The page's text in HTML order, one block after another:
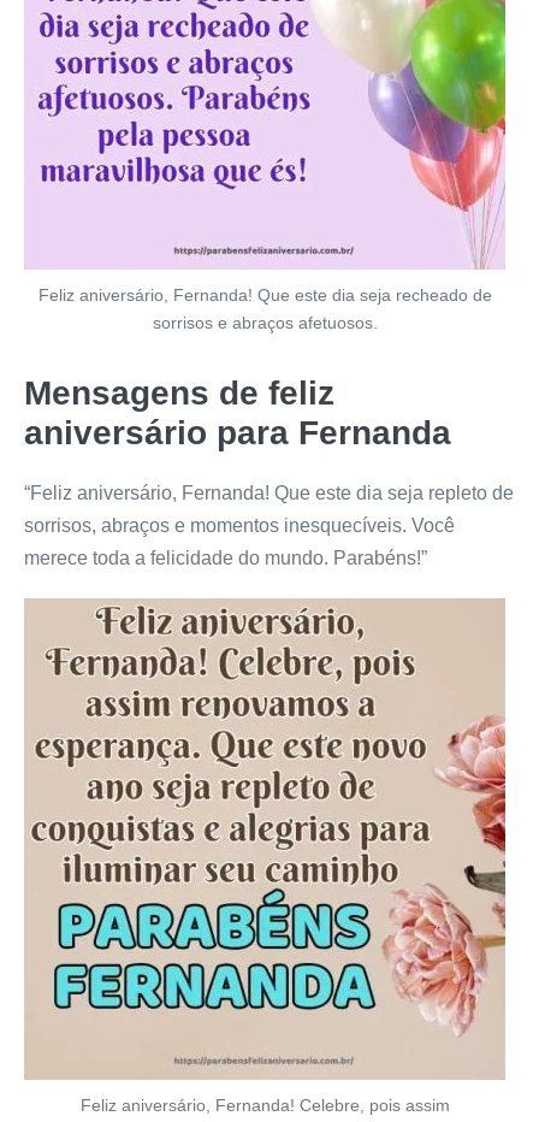
Feliz aniversário, Fernanda! Que este dia seja recheado de
sorrisos e abraços afetuosos.
Mensagens de feliz
aniversário para Fernanda
“Feliz aniversário, Fernanda! Que este dia seja repleto de
sorrisos, abraços e momentos inesquecíveis. Você
merece toda a felicidade do mundo. Parabéns!”
Feliz aniversário, Fernanda! Celebre, pois assim